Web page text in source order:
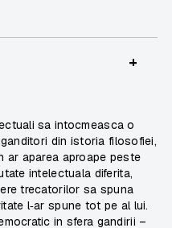
+
sa intocmeasca o
din istoria filosofiei,
ar aparea aproape peste
intelectuala diferita,
trecatorilor sa spuna
l‑ar spune tot pe al lui.
in sfera gandirii –